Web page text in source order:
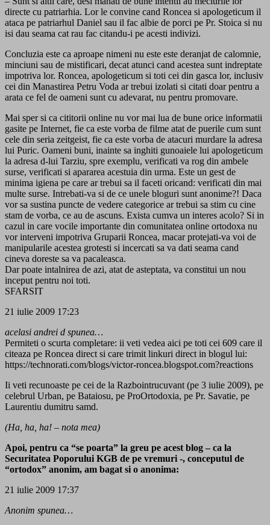
directe cu patriarhia. Lor le convine cand Roncea si apologeticum il
ataca pe patriarhul Daniel sau il fac albie de porci pe Pr. Stoica si nu
isi dau seama cat rau fac citandu-i pe acesti indivizi.
Concluzia este ca aproape nimeni nu este este deranjat de calomnie,
minciuni sau de mistificari, decat atunci cand acestea sunt indreptate
impotriva lor. Roncea, apologeticum si toti cei din gasca lor, inclusiv
cei din Manastirea Petru Voda ar trebui izolati si citati doar pentru a
arata ce fel de oameni sunt cu adevarat, nu pentru promovare.
Mai sper si ca cititorii online nu vor mai lua de bune orice informatii
gasite pe Internet, fie ca este vorba de filme atat de puerile cum sunt
cele din seria zeitgeist, fie ca este vorba de atacuri murdare la adresa
lui Puric. Oameni buni, inainte sa inghiti gunoaiele lui apologeticum
la adresa d-lui Tarziu, spre exemplu, verificati va rog din ambele
surse, verificati si apararea acestuia din urma. Este un gest de
minima igiena pe care ar trebui sa il faceti oricand: verificati din mai
multe surse. Intrebati-va si de ce unele bloguri sunt anonime?! Daca
vor sa sustina puncte de vedere categorice ar trebui sa stim cu cine
stam de vorba, ce au de ascuns. Exista cumva un interes acolo? Si in
cazul in care vocile importante din comunitatea online ortodoxa nu
vor interveni impotriva Gruparii Roncea, macar protejati-va voi de
manipularile acestea grotesti si incercati sa va dati seama cand
cineva doreste sa va pacaleasca.
Dar poate intalnirea de azi, atat de asteptata, va constitui un nou
inceput pentru noi toti.
SFARSIT
21 iulie 2009 17:23
acelasi andrei d spunea…
Permiteti o scurta completare: ii veti vedea aici pe toti cei 609 care il
citeaza pe Roncea direct si care trimit linkuri direct in blogul lui:
https://technorati.com/blogs/victor-roncea.blogspot.com?reactions
Ii veti recunoaste pe cei de la Razbointrucuvant (pe 3 iulie 2009), pe
celebrul Urban, pe Bataiosu, pe ProOrtodoxia, pe Pr. Savatie, pe
Laurentiu dumitru samd.
(Ha, ha, ha! – nota mea)
Apoi, pentru ca “se poarta” la greu pe acest blog – ca la
Securitatea Poporului KGB de pe vremuri -, conceputul de
“ortodox” anonim, am bagat si o anonima:
21 iulie 2009 17:37
Anonim spunea…